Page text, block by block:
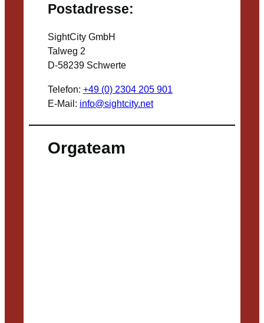
Postadresse:
SightCity GmbH
Talweg 2
D-58239 Schwerte
Telefon: +49 (0) 2304 205 901
E-Mail: info@sightcity.net
Orgateam